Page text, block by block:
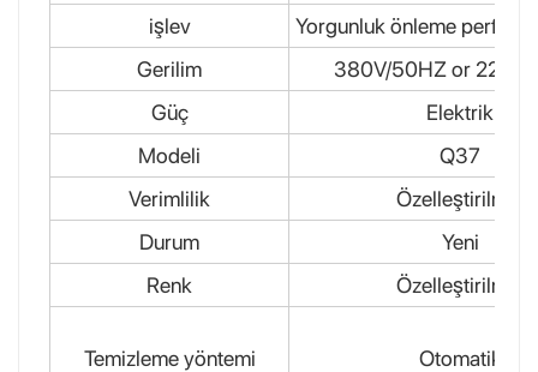
işlev
Yorgunluk önleme
Gerilim
380V/50HZ or
Güç
Elektrik
Modeli
Q37
Verimlilik
Özelleştirilmiş
Durum
Yeni
Renk
Özelleştirilmiş
Temizleme yöntemi Otomatik